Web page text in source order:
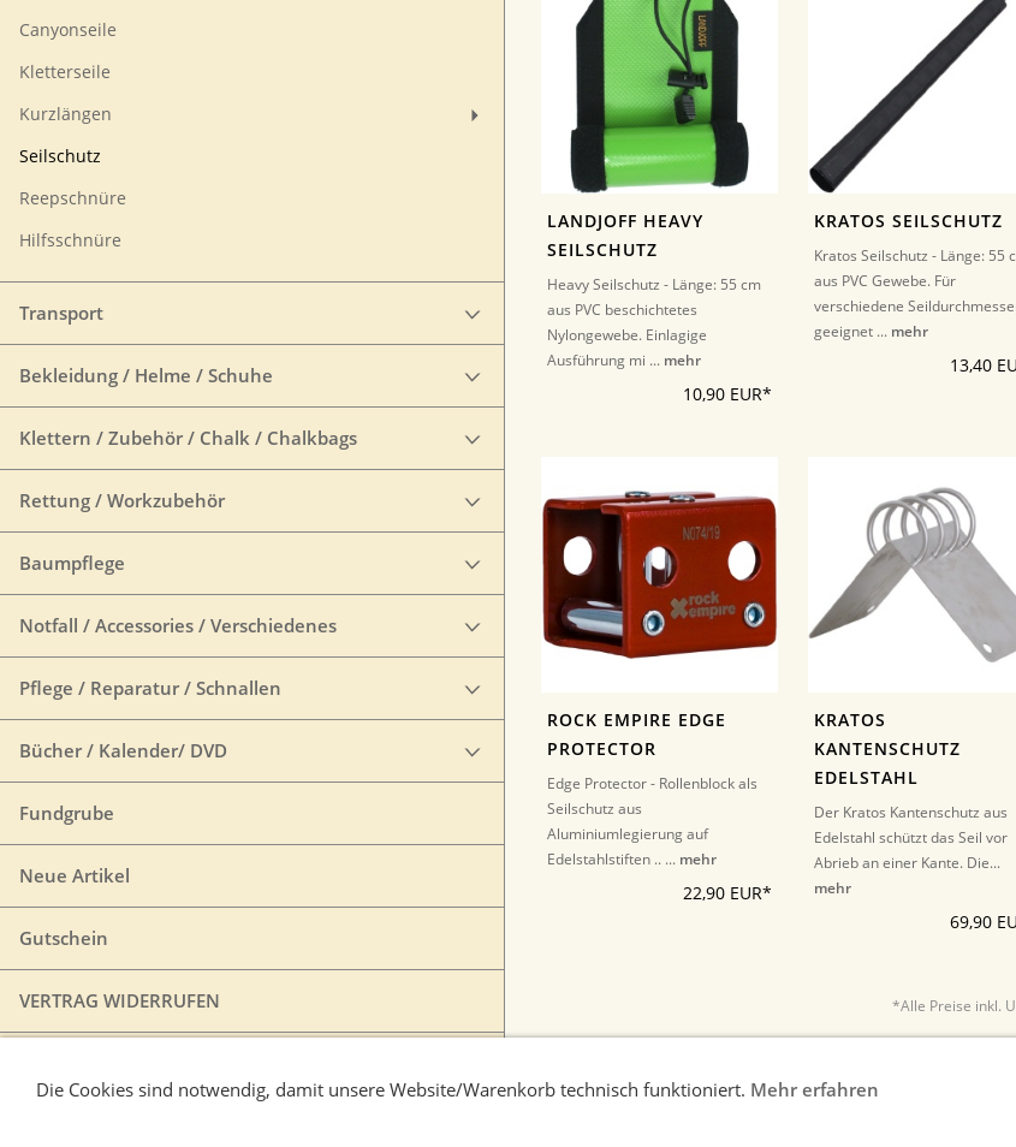
Canyonseile
Kletterseile
Kurzlängen
Seilschutz
Reepschnüre
Hilfsschnüre
Transport
Bekleidung / Helme / Schuhe
Klettern / Zubehör / Chalk / Chalkbags
Rettung / Workzubehör
Baumpflege
Notfall / Accessories / Verschiedenes
Pflege / Reparatur / Schnallen
Bücher / Kalender/ DVD
Fundgrube
Neue Artikel
Gutschein
VERTRAG WIDERRUFEN
LANDJOFF HEAVY
SEILSCHUTZ
Heavy Seilschutz - Länge: 55 cm
aus PVC beschichtetes
Nylongewebe. Einlagige
Ausführung mi ... mehr
10,90 EUR*
KRATOS SEILSCHUTZ
Kratos Seilschutz - Länge: 55
aus PVC Gewebe. Für
verschiedene
geeignet ... mehr
13,40
ROCK EMPIRE EDGE
PROTECTOR
Edge Protector - Rollenblock als
Seilschutz aus
Aluminiumlegierung auf
Edelstahlstiften .. ... mehr
22,90 EUR*
KRATOS
KANTENSCHUTZ
EDELSTAHL
Der Kratos Kantenschutz aus
Edelstahl schützt das Seil vor
Abrieb an einer Kante. Die...
mehr
69,90
*Alle Preise inkl.
Die Cookies sind notwendig, damit unsere Website/Warenkorb technisch funktioniert. Mehr erfahren